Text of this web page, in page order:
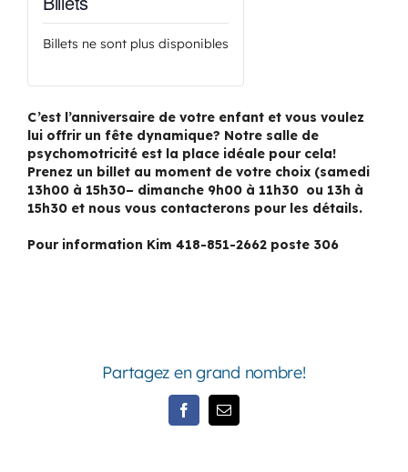
Billets ne sont plus disponibles
C’est l’anniversaire de votre enfant et vous voulez
lui offrir un fête dynamique? Notre salle de
psychomotricité est la place idéale pour cela!
Prenez un billet au moment de votre choix (samedi
13h00 à 15h30– dimanche 9h00 à 11h30 ou 13h à
15h30 et nous vous contacterons pour les détails.
Pour information Kim 418-851-2662 poste 306
Partagez en grand nombre!
FacebookEmail